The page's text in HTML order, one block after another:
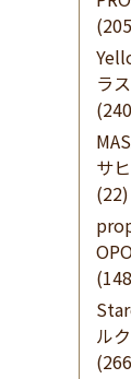
ラス
サ
(22)
ル